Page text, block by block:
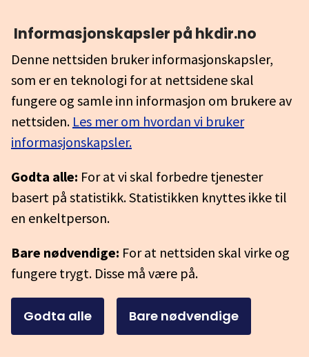
Informasjonskapsler på hkdir.no
Denne nettsiden bruker informasjonskapsler,
som er en teknologi for at nettsidene skal
fungere og samle inn informasjon om brukere av
nettsiden. Les mer om hvordan vi bruker
informasjonskapsler.
Godta alle: For at vi skal forbedre tjenester
basert på statistikk. Statistikken knyttes ikke til
en enkeltperson.
Bare nødvendige: For at nettsiden skal virke og
fungere trygt. Disse må være på.
Godta alle Bare nødvendige